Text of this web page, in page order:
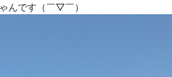
んです（￣▽￣）